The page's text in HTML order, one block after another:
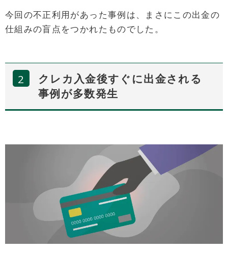
今回の不正利用があった事例は、まさにこの出金の
仕組みの盲点をつかれたものでした。
クレカ入金後すぐに出金される
事例が多数発生